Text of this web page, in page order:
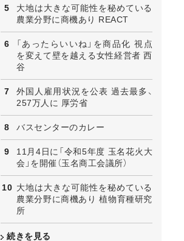
大地は大きな可能性を秘めている
農業分野に商機あり REACT
「あったらいいね」を商品化 視点
を変えて壁を越える女性経営者 西
谷
外国人雇用状況を公表 過去最多、
257万人に 厚労省
バスセンターのカレー
11月4日に「令和5年度 玉名花火大
会」を開催（玉名商工会議所）
大地は大きな可能性を秘めている
農業分野に商機あり 植物育種研究
所
続きを見る